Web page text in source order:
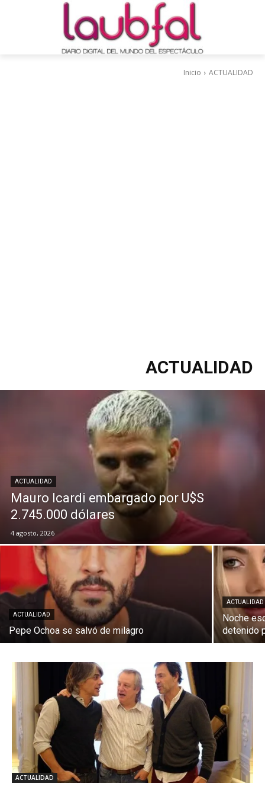
Inicio ACTUALIDAD
ACTUALIDAD
ACTUALIDAD
Mauro Icardi embargado por U$S
2.745.000 dólares
4 agosto, 2026
ACTUALIDAD
Pepe Ochoa se salvó de milagro
ACTUALIDAD
Noche
detenido
ACTUALIDAD